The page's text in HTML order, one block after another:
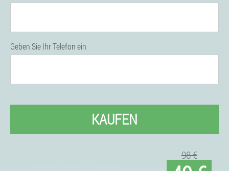
Geben Sie Ihr Telefon ein
KAUFEN
98 €